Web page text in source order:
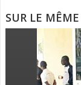
SUR LE MÊME